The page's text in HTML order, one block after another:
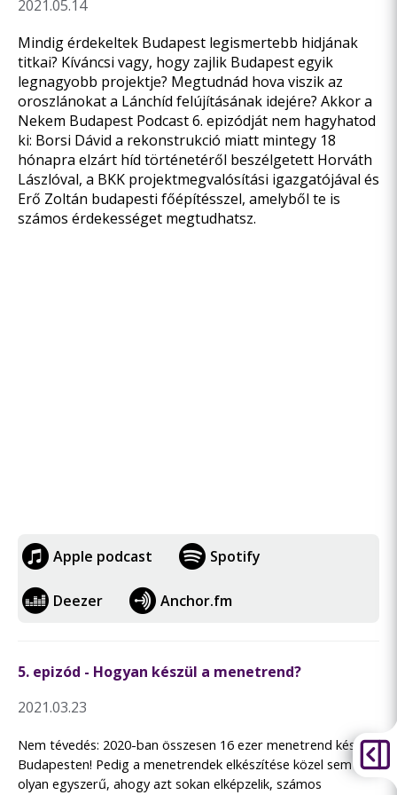
2021.05.14
Mindig érdekeltek Budapest legismertebb hidjának
titkai? Kíváncsi vagy, hogy zajlik Budapest egyik
legnagyobb projektje? Megtudnád hova viszik az
oroszlánokat a Lánchíd felújításának idejére? Akkor a
Nekem Budapest Podcast 6. epizódját nem hagyhatod
ki: Borsi Dávid a rekonstrukció miatt mintegy 18
hónapra elzárt híd történetéről beszélgetett Horváth
Lászlóval, a BKK projektmegvalósítási igazgatójával és
Erő Zoltán budapesti főépítésszel, amelyből te is
számos érdekességet megtudhatsz.
Apple podcast Spotify
Deezer Anchor.fm
5. epizód - Hogyan készül a menetrend?
2021.03.23
Nem tévedés: 2020-ban összesen 16 ezer menetrend készült
Budapesten! Pedig a menetrendek elkészítése közel sem
olyan egyszerű, ahogy azt sokan elképzelik, számos